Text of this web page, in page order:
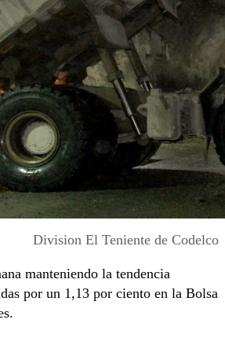
Division El Teniente de Codelco
manteniendo la tendencia
por un 1,13 por ciento en la Bolsa